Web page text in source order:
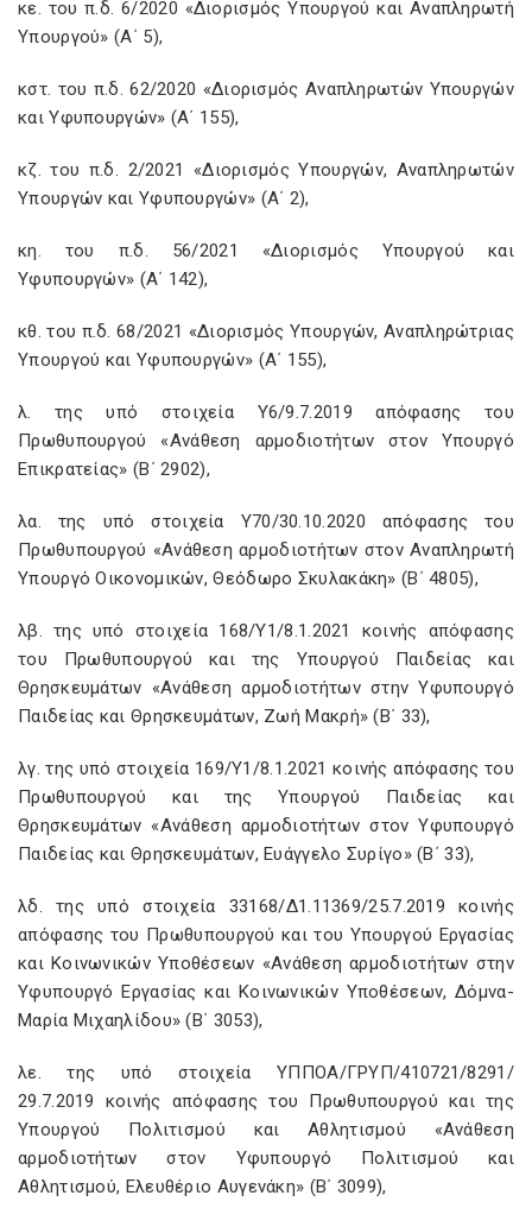
κε. του π.δ. 6/2020 «Διορισμός Υπουργού και Αναπληρωτή
Υπουργού» (Α΄ 5),
κστ. του π.δ. 62/2020 «Διορισμός Αναπληρωτών Υπουργών
και Υφυπουργών» (Α΄ 155),
κζ. του π.δ. 2/2021 «Διορισμός Υπουργών, Αναπληρωτών
Υπουργών και Υφυπουργών» (Α΄ 2),
κη. του π.δ. 56/2021 «Διορισμός Υπουργού και
Υφυπουργών» (Α΄ 142),
κθ. του π.δ. 68/2021 «Διορισμός Υπουργών, Αναπληρώτριας
Υπουργού και Υφυπουργών» (Α΄ 155),
λ. της υπό στοιχεία Υ6/9.7.2019 απόφασης του
Πρωθυπουργού «Ανάθεση αρμοδιοτήτων στον Υπουργό
Επικρατείας» (Β΄ 2902),
λα. της υπό στοιχεία Υ70/30.10.2020 απόφασης του
Πρωθυπουργού «Ανάθεση αρμοδιοτήτων στον Αναπληρωτή
Υπουργό Οικονομικών, Θεόδωρο Σκυλακάκη» (Β΄ 4805),
λβ. της υπό στοιχεία 168/Υ1/8.1.2021 κοινής απόφασης
του Πρωθυπουργού και της Υπουργού Παιδείας και
Θρησκευμάτων «Ανάθεση αρμοδιοτήτων στην Υφυπουργό
Παιδείας και Θρησκευμάτων, Ζωή Μακρή» (Β΄ 33),
λγ. της υπό στοιχεία 169/Υ1/8.1.2021 κοινής απόφασης του
Πρωθυπουργού και της Υπουργού Παιδείας και
Θρησκευμάτων «Ανάθεση αρμοδιοτήτων στον Υφυπουργό
Παιδείας και Θρησκευμάτων, Ευάγγελο Συρίγο» (Β΄ 33),
λδ. της υπό στοιχεία 33168/Δ1.11369/25.7.2019 κοινής
απόφασης του Πρωθυπουργού και του Υπουργού Εργασίας
και Κοινωνικών Υποθέσεων «Ανάθεση αρμοδιοτήτων στην
Υφυπουργό Εργασίας και Κοινωνικών Υποθέσεων, Δόμνα-
Μαρία Μιχαηλίδου» (Β΄ 3053),
λε. της υπό στοιχεία ΥΠΠΟΑ/ΓΡΥΠ/410721/8291/
29.7.2019 κοινής απόφασης του Πρωθυπουργού και της
Υπουργού Πολιτισμού και Αθλητισμού «Ανάθεση
αρμοδιοτήτων στον Υφυπουργό Πολιτισμού και
Αθλητισμού, Ελευθέριο Αυγενάκη» (Β΄ 3099),